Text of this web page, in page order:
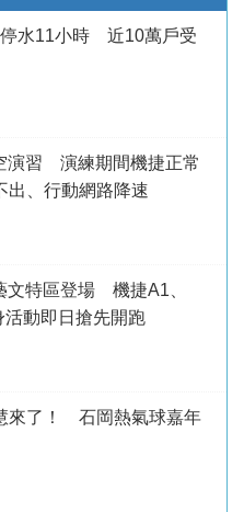
水11小時 近10萬戶受
演習 演練期間機捷正常
出、行動網路降速
文特區登場 機捷A1、
動即日搶先開跑
來了！ 石岡熱氣球嘉年